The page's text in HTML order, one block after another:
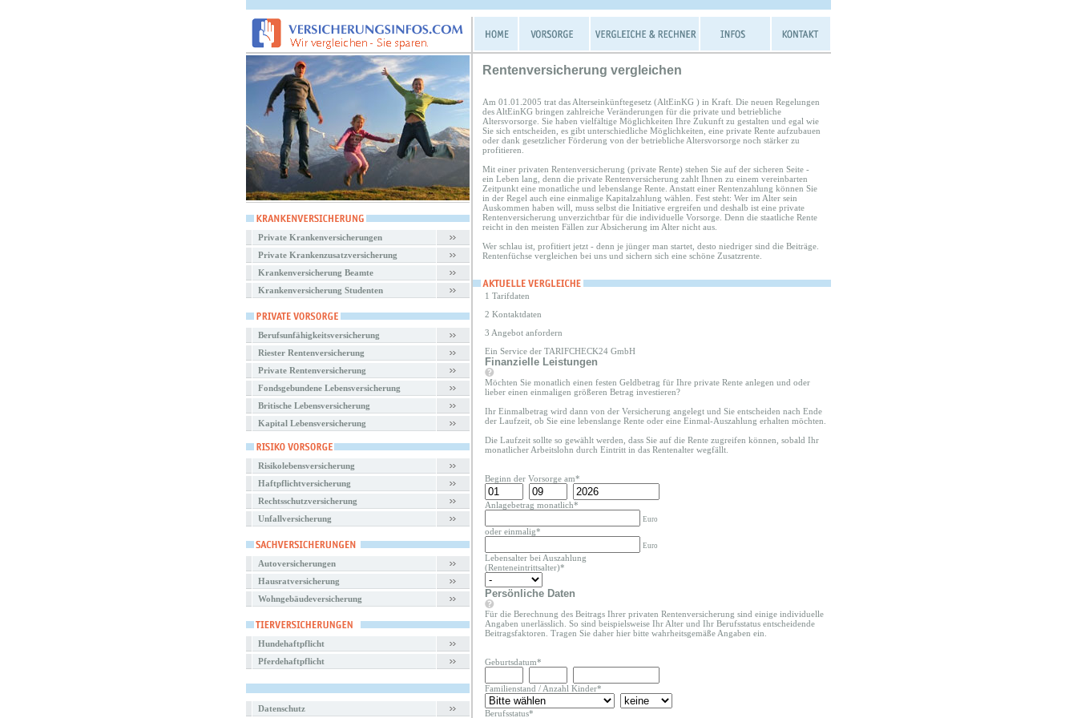
Private Krankenversicherungen
Private Krankenzusatzversicherung
Krankenversicherung Beamte
Krankenversicherung Studenten
Berufsunfähigkeitsversicherung
Riester Rentenversicherung
Private Rentenversicherung
Fondsgebundene Lebensversicherung
Britische Lebensversicherung
Kapital Lebensversicherung
Risikolebensversicherung
Haftpflichtversicherung
Rechtsschutzversicherung
Unfallversicherung
Autoversicherungen
Hausratversicherung
Wohngebäudeversicherung
Hundehaftpflicht
Pferdehaftpflicht
Datenschutz
Rentenversicherung vergleichen
Am 01.01.2005 trat das Alterseinkünftegesetz (AltEinKG ) in Kraft. Die neuen Regelungen
des AltEinKG bringen zahlreiche Veränderungen für die private und betriebliche
Altersvorsorge. Sie haben vielfältige Möglichkeiten Ihre Zukunft zu gestalten und egal wie
Sie sich entscheiden, es gibt unterschiedliche Möglichkeiten, eine private Rente aufzubauen
oder dank gesetzlicher Förderung von der betriebliche Altersvorsorge noch stärker zu
profitieren.
Mit einer privaten Rentenversicherung (private Rente) stehen Sie auf der sicheren Seite -
ein Leben lang, denn die private Rentenversicherung zahlt Ihnen zu einem vereinbarten
Zeitpunkt eine monatliche und lebenslange Rente. Anstatt einer Rentenzahlung können Sie
in der Regel auch eine einmalige Kapitalzahlung wählen. Fest steht: Wer im Alter sein
Auskommen haben will, muss selbst die Initiative ergreifen und deshalb ist eine private
Rentenversicherung unverzichtbar für die individuelle Vorsorge. Denn die staatliche Rente
reicht in den meisten Fällen zur Absicherung im Alter nicht aus.
Wer schlau ist, profitiert jetzt - denn je jünger man startet, desto niedriger sind die Beiträge.
Rentenfüchse vergleichen bei uns und sichern sich eine schöne Zusatzrente.
1 Tarifdaten
2 Kontaktdaten
3 Angebot anfordern
Ein Service der TARIFCHECK24 GmbH
Finanzielle Leistungen
Möchten Sie monatlich einen festen Geldbetrag für Ihre private Rente anlegen und oder
lieber einen einmaligen größeren Betrag investieren?
Ihr Einmalbetrag wird dann von der Versicherung angelegt und Sie entscheiden nach Ende
der Laufzeit, ob Sie eine lebenslange Rente oder eine Einmal-Auszahlung erhalten möchten.
Die Laufzeit sollte so gewählt werden, dass Sie auf die Rente zugreifen können, sobald Ihr
monatlicher Arbeitslohn durch Eintritt in das Rentenalter wegfällt.
Beginn der Vorsorge am*
Anlagebetrag monatlich*
Euro
oder einmalig*
Euro
Lebensalter bei Auszahlung
(Renteneintrittsalter)*
Persönliche Daten
Für die Berechnung des Beitrags Ihrer privaten Rentenversicherung sind einige individuelle
Angaben unerlässlich. So sind beispielsweise Ihr Alter und Ihr Berufsstatus entscheidende
Beitragsfaktoren. Tragen Sie daher hier bitte wahrheitsgemäße Angaben ein.
Geburtsdatum*
Familienstand / Anzahl Kinder*
Berufsstatus*